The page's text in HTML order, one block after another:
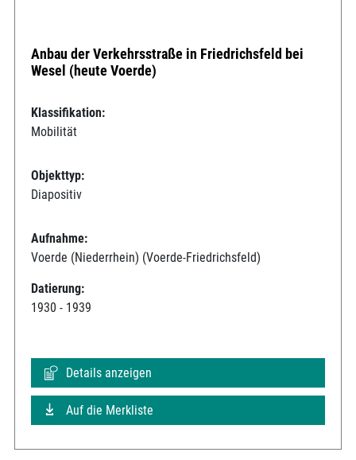
Anbau der Verkehrsstraße in Friedrichsfeld bei
Wesel (heute Voerde)
Klassifikation:
Mobilität
Objekttyp:
Diapositiv
Aufnahme:
Voerde (Niederrhein) (Voerde-Friedrichsfeld)
Datierung:
1930 - 1939
Details anzeigen
Auf die Merkliste